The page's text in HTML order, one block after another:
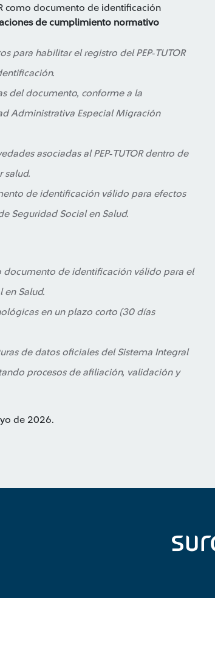
como documento de identificación
de cumplimiento normativo
para habilitar el registro del PEP‑TUTOR
del documento, conforme a la
Administrativa Especial Migración
asociadas al PEP‑TUTOR dentro de
salud.
de identificación válido para efectos
Seguridad Social en Salud.
documento de identificación válido para el
en Salud.
en un plazo corto (30 días
de datos oficiales del Sistema Integral
procesos de afiliación, validación y
de 2026.